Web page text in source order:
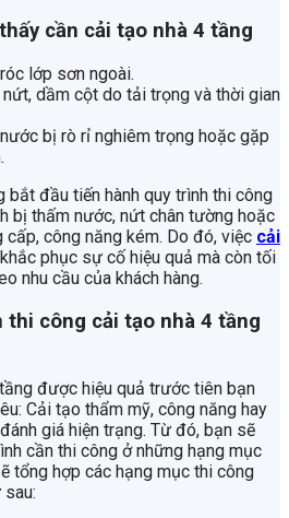
cần cải tạo nhà 4 tầng
lớp sơn ngoài.
dầm cột do tải trọng và thời gian
bị rò rỉ nghiêm trọng hoặc gặp
bắt đầu tiến hành quy trình thi công
bị thấm nước, nứt chân tường hoặc
công năng kém. Do đó, việc cải
phục sự cố hiệu quả mà còn tối
nhu cầu của khách hàng.
thi công cải tạo nhà 4 tầng
được hiệu quả trước tiên bạn
Cải tạo thẩm mỹ, công năng hay
giá hiện trạng. Từ đó, bạn sẽ
cần thi công ở những hạng mục
tổng hợp các hạng mục thi công